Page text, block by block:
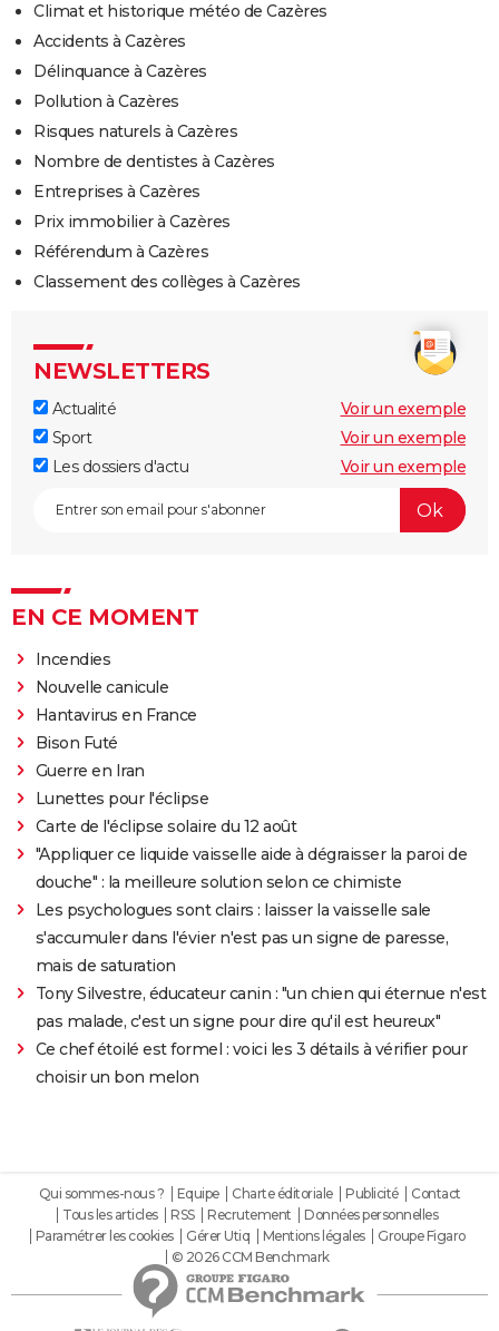
Climat et historique météo de Cazères
Accidents à Cazères
Délinquance à Cazères
Pollution à Cazères
Risques naturels à Cazères
Nombre de dentistes à Cazères
Entreprises à Cazères
Prix immobilier à Cazères
Référendum à Cazères
Classement des collèges à Cazères
NEWSLETTERS
Actualité
Voir un exemple
Sport
Voir un exemple
Les dossiers d'actu
Voir un exemple
EN CE MOMENT
Incendies
Nouvelle canicule
Hantavirus en France
Bison Futé
Guerre en Iran
Lunettes pour l'éclipse
Carte de l'éclipse solaire du 12 août
"Appliquer ce liquide vaisselle aide à dégraisser la paroi de
douche" : la meilleure solution selon ce chimiste
Les psychologues sont clairs : laisser la vaisselle sale
s'accumuler dans l'évier n'est pas un signe de paresse,
mais de saturation
Tony Silvestre, éducateur canin : "un chien qui éternue n'est
pas malade, c'est un signe pour dire qu'il est heureux"
Ce chef étoilé est formel : voici les 3 détails à vérifier pour
choisir un bon melon
Qui sommes-nous ? Equipe Charte éditoriale Publicité
Contact
Tous les articles
RSS Recrutement
Données personnelles
Paramétrer les cookies
Gérer Utiq Mentions légales
Groupe Figaro
© 2026 CCM Benchmark